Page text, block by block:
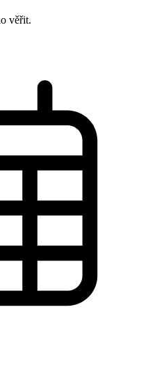
věřit.